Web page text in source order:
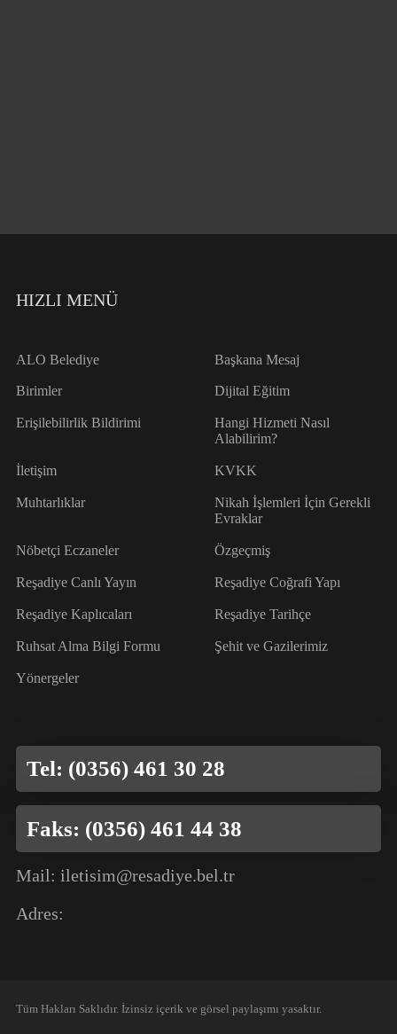
HIZLI MENÜ
ALO Belediye Başkana Mesaj
Birimler Dijital Eğitim
Erişilebilirlik Bildirimi
Hangi Hizmeti Nasıl
Alabilirim?
İletişim KVKK
Muhtarlıklar
Nikah İşlemleri İçin Gerekli
Evraklar
Nöbetçi Eczaneler Özgeçmiş
Reşadiye Canlı Yayın Reşadiye Coğrafi Yapı
Reşadiye Kaplıcaları Reşadiye Tarihçe
Ruhsat Alma Bilgi Formu Şehit ve Gazilerimiz
Yönergeler
Tel: (0356) 461 30 28
Faks: (0356) 461 44 38
Mail: iletisim@resadiye.bel.tr
Adres:
Tüm Hakları Saklıdır. İzinsiz içerik ve görsel paylaşımı yasaktır.